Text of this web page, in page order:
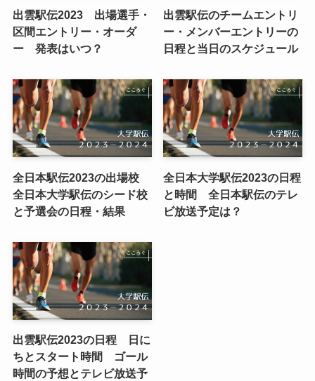
出雲駅伝2023 出場選手・
区間エントリー・オーダ
ー 発表はいつ？
出雲駅伝のチームエントリ
ー・メンバーエントリーの
日程と当日のスケジュール
全日本駅伝2023の出場校
全日本大学駅伝のシード校
と予選会の日程・結果
全日本大学駅伝2023の日程
と時間 全日本駅伝のテレ
ビ放送予定は？
出雲駅伝2023の日程 日に
ちとスタート時間 ゴール
時間の予想とテレビ放送予